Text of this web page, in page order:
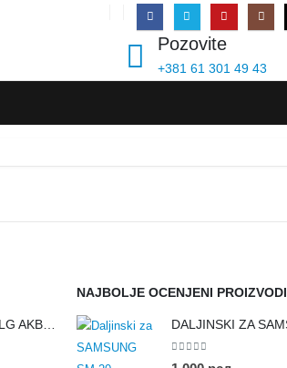
Pozovite
+381 61 301 49 43
NAJBOLJE OCENJENI PROIZVODI
0 out of 5